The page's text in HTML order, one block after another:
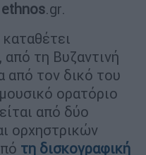
.gr.
τη Βυζαντινή
από τον δικό του
ορατόριο
από δύο
ορχηστρικών
τη δισκογραφική